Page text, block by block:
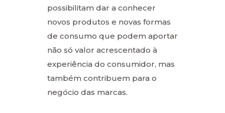
possibilitam dar a conhecer
novos produtos e novas formas
de consumo que podem aportar
não só valor acrescentado à
experiência do consumidor, mas
também contribuem para o
negócio das marcas.